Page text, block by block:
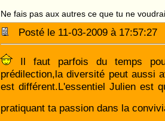
Ne fais pas aux autres ce que tu ne
Posté le 11-03-2009 à
Il faut parfois du temps
prédilection,la diversité peut aussi
est différent.L'essentiel Julien est
pratiquant ta passion dans la